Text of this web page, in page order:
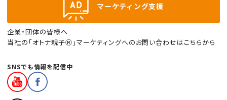
マーケティング支援
企業・団体の皆様へ
当社の「オトナ親子Ⓡ」マーケティングへのお問い合わせはこちらから
SNSでも情報を配信中